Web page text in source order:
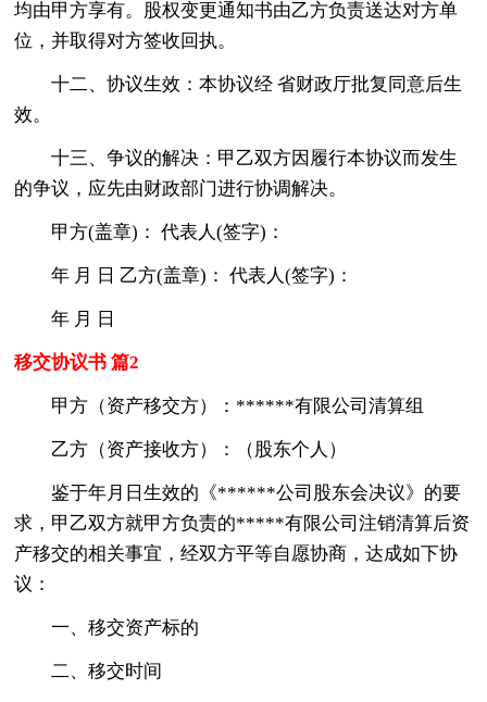
均由甲方享有。股权变更通知书由乙方负责送达对方单
位，并取得对方签收回执。
十二、协议生效：本协议经 省财政厅批复同意后生
效。
十三、争议的解决：甲乙双方因履行本协议而发生
的争议，应先由财政部门进行协调解决。
甲方(盖章)： 代表人(签字)：
年 月 日 乙方(盖章)： 代表人(签字)：
年 月 日
移交协议书 篇2
甲方（资产移交方）：******有限公司清算组
乙方（资产接收方）：（股东个人）
鉴于年月日生效的《******公司股东会决议》的要
求，甲乙双方就甲方负责的*****有限公司注销清算后资
产移交的相关事宜，经双方平等自愿协商，达成如下协
议：
一、移交资产标的
二、移交时间